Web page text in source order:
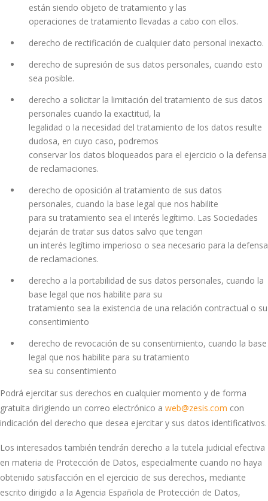
están siendo objeto de tratamiento y las
operaciones de tratamiento llevadas a cabo con ellos.
derecho de rectificación de cualquier dato personal inexacto.
derecho de supresión de sus datos personales, cuando esto
sea posible.
derecho a solicitar la limitación del tratamiento de sus datos
personales cuando la exactitud, la
legalidad o la necesidad del tratamiento de los datos resulte
dudosa, en cuyo caso, podremos
conservar los datos bloqueados para el ejercicio o la defensa
de reclamaciones.
derecho de oposición al tratamiento de sus datos
personales, cuando la base legal que nos habilite
para su tratamiento sea el interés legítimo. Las Sociedades
dejarán de tratar sus datos salvo que tengan
un interés legítimo imperioso o sea necesario para la defensa
de reclamaciones.
derecho a la portabilidad de sus datos personales, cuando la
base legal que nos habilite para su
tratamiento sea la existencia de una relación contractual o su
consentimiento
derecho de revocación de su consentimiento, cuando la base
legal que nos habilite para su tratamiento
sea su consentimiento
Podrá ejercitar sus derechos en cualquier momento y de forma
gratuita dirigiendo un correo electrónico a web@zesis.com con
indicación del derecho que desea ejercitar y sus datos identificativos.
Los interesados también tendrán derecho a la tutela judicial efectiva
en materia de Protección de Datos, especialmente cuando no haya
obtenido satisfacción en el ejercicio de sus derechos, mediante
escrito dirigido a la Agencia Española de Protección de Datos,